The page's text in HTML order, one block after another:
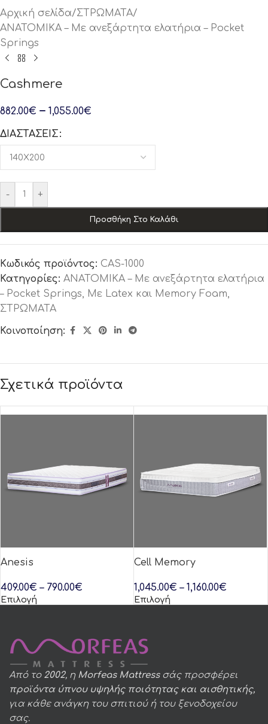
Αρχική σελίδα/ΣΤΡΩΜΑΤΑ/
ΑΝΑΤΟΜΙΚΑ – Με ανεξάρτητα ελατήρια – Pocket
Springs
Cashmere
882.00€ – 1,055.00€
ΔΙΑΣΤΆΣΕΙΣ
- +
Προσθήκη Στο Καλάθι
Κωδικός προϊόντος: CAS-1000
Κατηγορίες: ΑΝΑΤΟΜΙΚΑ – Με ανεξάρτητα ελατήρια
– Pocket Springs, Με Latex και Memory Foam,
ΣΤΡΩΜΑΤΑ
Κοινοποίηση:
Σχετικά προϊόντα
Anesis
409.00€ – 790.00€
Επιλογή
Cell Memory
1,045.00€ – 1,160.00€
Επιλογή
Από το2002, η Morfeas Mattressσάς προσφέρει
προϊόντα ύπνου υψηλής ποιότητας και αισθητικής,
για κάθε ανάγκη του σπιτιού ή του ξενοδοχείου
σας.